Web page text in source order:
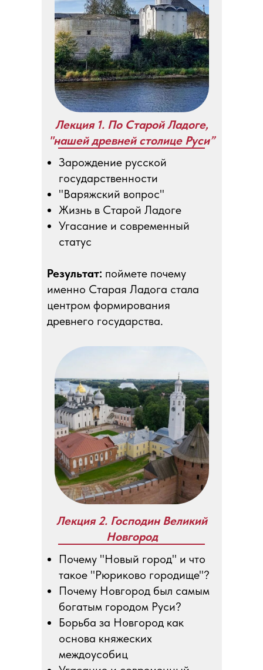
Лекция 1. По Старой Ладоге,
"нашей древней столице Руси”
Зарождение русской
государственности
"Варяжский вопрос"
Жизнь в Старой Ладоге
Угасание и современный
статус
Результат: поймете почему
именно Старая Ладога стала
центром формирования
древнего государства.
Лекция 2. Господин Великий
Новгород
Почему "Новый город" и что
такое "Рюриково городище"?
Почему Новгород был самым
богатым городом Руси?
Борьба за Новгород как
основа княжеских
междоусобиц